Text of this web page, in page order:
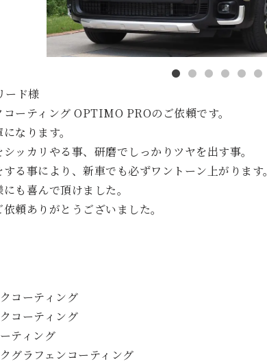
ード様
ーティング OPTIMO PROのご依頼です。
なります。
ッカリやる事、研磨でしっかりツヤを出す事。
する事により、新車でも必ずワントーン上がります。
も喜んで頂けました。
頼ありがとうございました。
コーティング
コーティング
ティング
グラフェンコーティング